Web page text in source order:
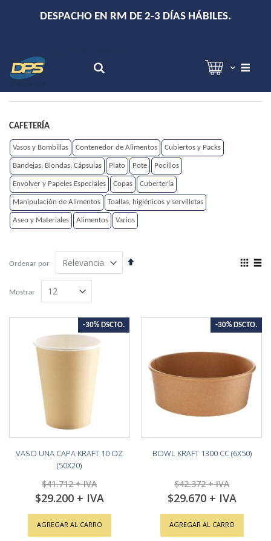
DESPACHO EN RM DE 2-3 DÍAS HÁBILES.
Ordenar por
Establecer
View
Mostrar
-30% DSCTO.
VASO UNA CAPA KRAFT 10 OZ
(50X20)
$41.712
Special
Price
$29.200
AGREGAR AL CARRO
-30% DSCTO.
BOWL KRAFT 1300 CC (6X50)
$42.372
Special
Price
$29.670
AGREGAR AL CARRO
CAFETERÍA
Vasos y Bombillas Contenedor de Alimentos Cubiertos y Packs
Bandejas, Blondas, Cápsulas Plato Pote Pocillos
Envolver y Papeles Especiales Copas Cubertería
Manipulación de Alimentos Toallas, higiénicos y servilletas
Aseo y Materiales Alimentos Varios